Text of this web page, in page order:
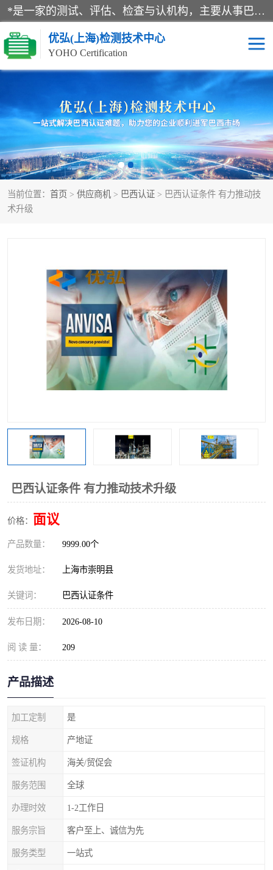
*是一家的测试、评估、检查与认机构，主要从事巴西NR10认证、NR12认证、NR13认证；ANATEL认证、INMTRO认证，欧盟CE认证：MD认证，PED认证，MID认证，ATEX认证，德国蓝色天使认证。
优弘(上海)检测技术中心
YOHO Certification
当前位置： 首页 > 供应商机 > 巴西认证 > 巴西认证条件 有力推动技
术升级
巴西认证条件 有力推动技术升级
价格： 面议
产品数量： 9999.00个
发货地址： 上海市崇明县
关键词： 巴西认证条件
发布日期： 2026-08-10
阅 读 量： 209
产品描述
加工定制 是
规格 产地证
签证机构 海关/贸促会
服务范围 全球
办理时效 1-2工作日
服务宗旨 客户至上、诚信为先
服务类型 一站式
RECYCLASS认证 NR10认证
NR12认证 NR13认证
ART认证 巴西NR认证
巴西认证 RETIE认证